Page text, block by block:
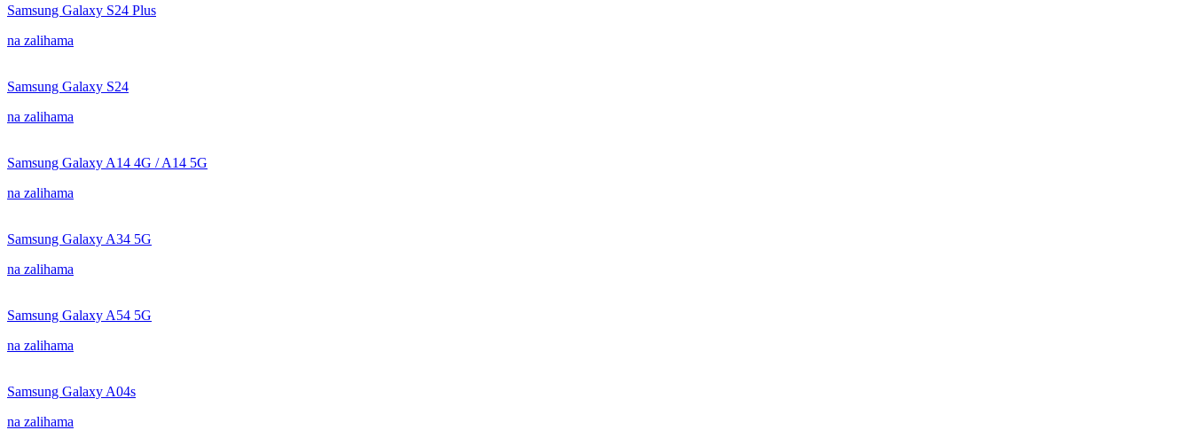
Samsung Galaxy S24 Plus
na zalihama
Samsung Galaxy S24
na zalihama
Samsung Galaxy A14 4G / A14 5G
na zalihama
Samsung Galaxy A34 5G
na zalihama
Samsung Galaxy A54 5G
na zalihama
Samsung Galaxy A04s
na zalihama